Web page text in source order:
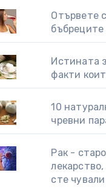
Отървете
бъбреците
Истината
факти
10
чревни
Рак -
сте чували